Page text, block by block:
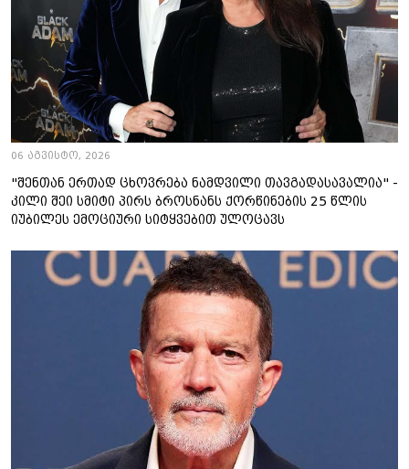
06 აგვისტო, 2026
"შენთან ერთად ცხოვრება ნამდვილი თავგადასავალია" -
კილი შეი სმიტი პირს ბროსნანს ქორწინების 25 წლის
იუბილეს ემოციური სიტყვებით ულოცავს